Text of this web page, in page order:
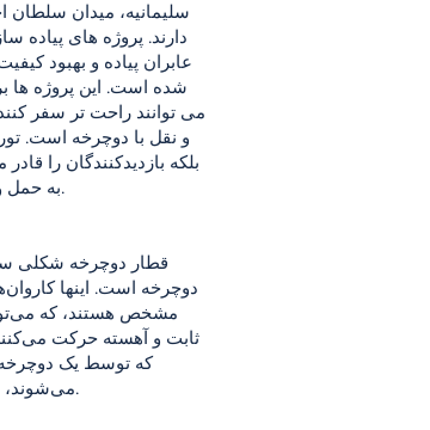
سلیمانیه، میدان
دارند. پروژه های
عابران پیاده و بهبود
شده است. این پروژه ها
می توانند راحت تر سفر
و نقل با دوچرخه است.
بلکه بازدیدکنندگان را
به حمل و نقل دوچرخه کمک کنند تا پایدار و دوستدار محیط زیست باشند.
قطار دوچرخه شکلی
دوچرخه است. اینها
مشخص هستند، که
ثابت و آهسته حرکت
که توسط یک دوچرخه
می‌شوند، و برای سفرهای توریستی یا حمل‌ونقل روزانه استفاده می‌شوند.